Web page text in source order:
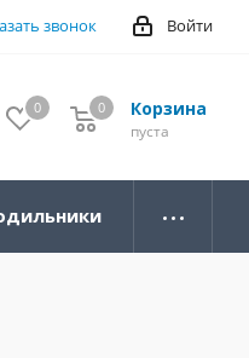
Войти
звонок
0 Корзина
0
пуста
0